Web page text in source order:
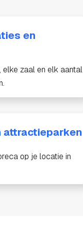
en
zaal en elk aantal
attractieparken
op je locatie in